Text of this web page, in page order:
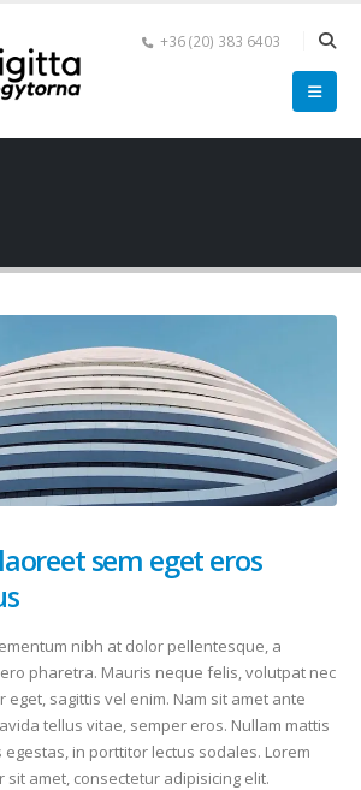
+36 (20) 383 6403
sem eget eros
nibh at dolor pellentesque, a
pharetra. Mauris neque felis, volutpat nec
eget, sagittis vel enim. Nam sit amet ante
tellus vitae, semper eros. Nullam mattis
egestas, in porttitor lectus sodales. Lorem
sit amet, consectetur adipisicing elit.